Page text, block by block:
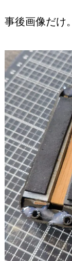
事後画像だけ。